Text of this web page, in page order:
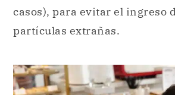
casos), para evitar el ingreso
partículas extrañas.